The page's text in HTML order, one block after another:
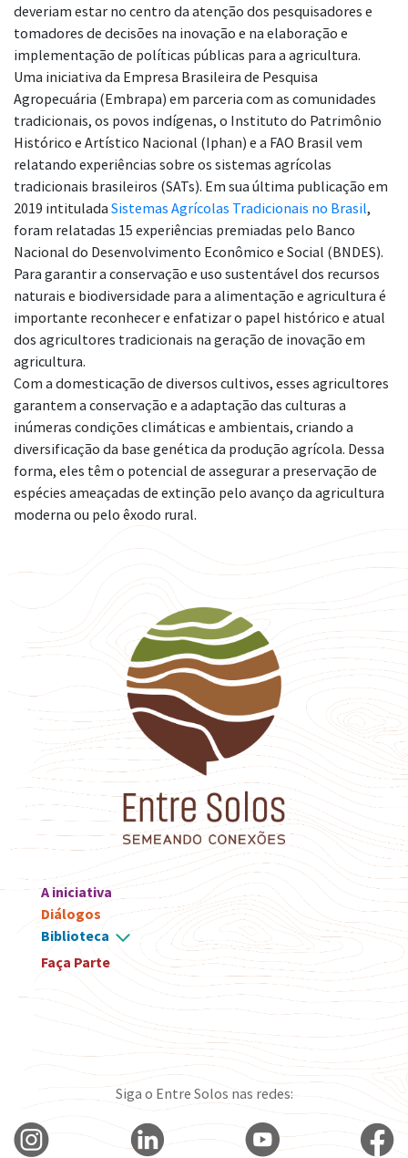
deveriam estar no centro da atenção dos pesquisadores e
tomadores de decisões na inovação e na elaboração e
implementação de políticas públicas para a agricultura.
Uma iniciativa da Empresa Brasileira de Pesquisa
Agropecuária (Embrapa) em parceria com as comunidades
tradicionais, os povos indígenas, o Instituto do Patrimônio
Histórico e Artístico Nacional (Iphan) e a FAO Brasil vem
relatando experiências sobre os sistemas agrícolas
tradicionais brasileiros (SATs). Em sua última publicação em
2019 intitulada Sistemas Agrícolas Tradicionais no Brasil,
foram relatadas 15 experiências premiadas pelo Banco
Nacional do Desenvolvimento Econômico e Social (BNDES).
Para garantir a conservação e uso sustentável dos recursos
naturais e biodiversidade para a alimentação e agricultura é
importante reconhecer e enfatizar o papel histórico e atual
dos agricultores tradicionais na geração de inovação em
agricultura.
Com a domesticação de diversos cultivos, esses agricultores
garantem a conservação e a adaptação das culturas a
inúmeras condições climáticas e ambientais, criando a
diversificação da base genética da produção agrícola. Dessa
forma, eles têm o potencial de assegurar a preservação de
espécies ameaçadas de extinção pelo avanço da agricultura
moderna ou pelo êxodo rural.
A iniciativa
Diálogos
Biblioteca
Faça Parte
Siga o Entre Solos nas redes: